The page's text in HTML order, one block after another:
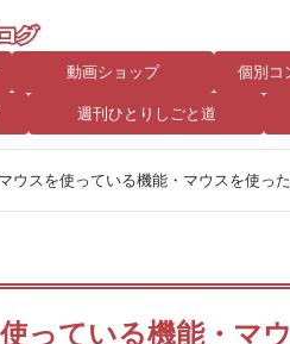
動画ショップ 個別コ
週刊ひとりしごと道
ウスを使っている機能・マウスを使っ
っている機能・マ